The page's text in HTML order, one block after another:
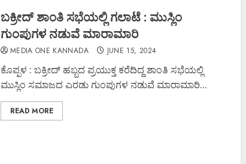
ಬಕ್ರೀದ್ ಶಾಂತಿ ಸಭೆಯಲ್ಲಿ ಗಲಾಟೆ : ಮುಸ್ಲಿಂ
ಗುಂಪುಗಳ ನಡುವೆ ಮಾರಾಮಾರಿ
MEDIA ONE KANNADA JUNE 15, 2024
ಕೊಪ್ಪಳ : ಬಕ್ರೀದ್ ಹಬ್ಬದ ಪ್ರಯುಕ್ತ ಕರೆದಿದ್ದ ಶಾಂತಿ ಸಭೆಯಲ್ಲಿ
ಮುಸ್ಲಿಂ ಸಮಾಜದ ಎರಡು ಗುಂಪುಗಳ ನಡುವೆ ಮಾರಾಮಾರಿ...
READ MORE